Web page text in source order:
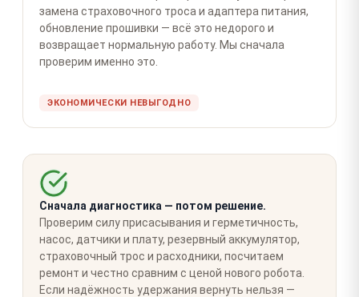
замена страховочного троса и адаптера питания,
обновление прошивки — всё это недорого и
возвращает нормальную работу. Мы сначала
проверим именно это.
ЭКОНОМИЧЕСКИ НЕВЫГОДНО
Сначала диагностика — потом решение.
Проверим силу присасывания и герметичность,
насос, датчики и плату, резервный аккумулятор,
страховочный трос и расходники, посчитаем
ремонт и честно сравним с ценой нового робота.
Если надёжность удержания вернуть нельзя —